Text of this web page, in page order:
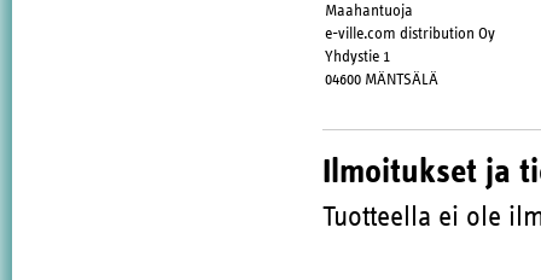
Maahantuoja
e-ville.com distribution Oy
Yhdystie 1
04600 MÄNTSÄLÄ
Ilmoitukset ja
Tuotteella ei ole